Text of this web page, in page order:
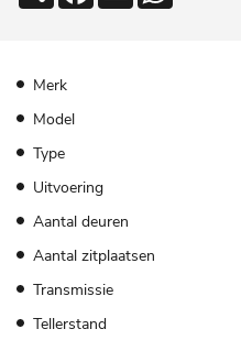
Merk
Model
Type
Uitvoering
Aantal deuren
Aantal zitplaatsen
Transmissie
Tellerstand